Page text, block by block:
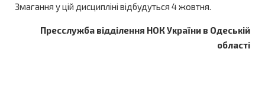
Змагання у цій дисципліні відбудуться 4 жовтня.
Пресслужба відділення НОК України в Одеській
області